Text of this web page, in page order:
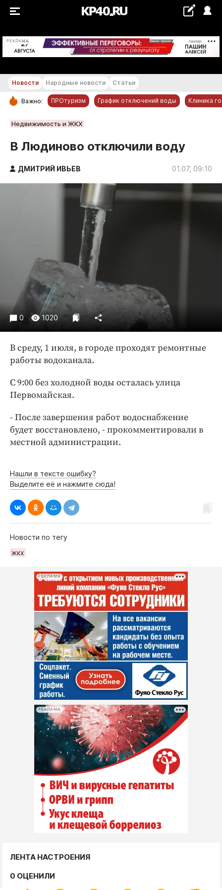
РЕКЛАМА +19...+20 °С
РУБРИКИ
Новости компаний
Статьи
Народные новости
Авто и транспорт
Благоустройство
Недвижимость и ЖКХ
Образование
Общество
Погода
Праздники
Происшествия
Спорт
Экономика и бизнес
ПРОЕКТЫ
Издания
Медиаперсона
Интересное чтиво
Бренд года
Работодатель года
Новости Народные новости Статьи
Важно: ПРОтуризм График отключений воды Клиника
Недвижимость и ЖКХ
В Людиново отключили воду
ДМИТРИЙ ИВЬЕВ 01.07, 09:10
0 1020
В среду, 1 июля, в городе проходят ремонтные
работы водоканала.
С 9:00 без холодной воды осталась улица
Первомайская.
- После завершения работ водоснабжение
будет восстановлено, - прокомментировали в
местной администрации.
Нашли в тексте ошибку?
Выделите её и нажмите сюда!
Новости по тегу
жкх
РЕКЛАМА
РЕКЛАМА
ЛЕНТА НАСТРОЕНИЯ
0 ОЦЕНИЛИ